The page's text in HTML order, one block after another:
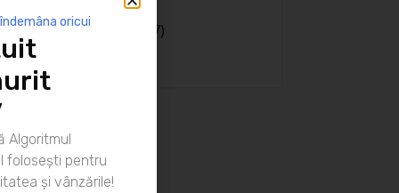
(81)
Spiritualitate
(127)
oricui
Algoritmul
folosești pentru
și vânzările!